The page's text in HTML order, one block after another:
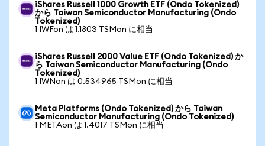
iShares Russell 1000 Growth ETF (Ondo Tokenized)
から Taiwan Semiconductor Manufacturing (Ondo
Tokenized)
1 IWFon は 1.1803 TSMon に相当
iShares Russell 2000 Value ETF (Ondo Tokenized) か
ら Taiwan Semiconductor Manufacturing (Ondo
Tokenized)
1 IWNon は 0.534965 TSMon に相当
Meta Platforms (Ondo Tokenized) から Taiwan
Semiconductor Manufacturing (Ondo Tokenized)
1 METAon は 1.4017 TSMon に相当